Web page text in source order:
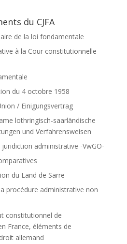
du CJFA
de la loi fondamentale
à la Cour constitutionnelle
du 4 octobre 1958
/ Einigungsvertrag
lothringisch-saarländische
und Verfahrensweisen
juridiction administrative -VwGO-
du Land de Sarre
procédure administrative non
constitutionnel de
France, éléments de
allemand